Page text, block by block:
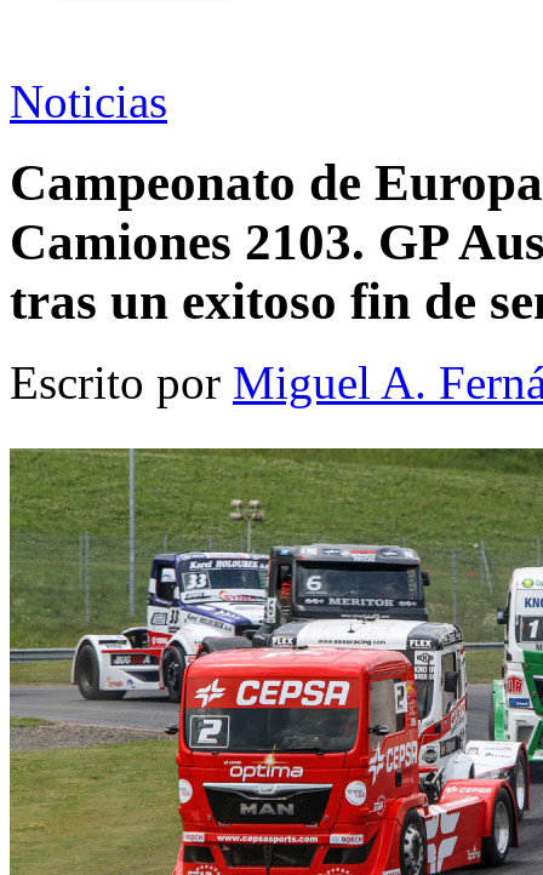
Noticias
Campeonato de
Camiones 2103. GP
tras un exitoso fin de
Escrito por Miguel A.